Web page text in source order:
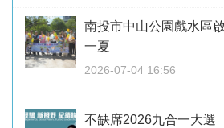
南投市中山公園戲水區
一夏
2026-07-04 16:56
不缺席2026九合一大